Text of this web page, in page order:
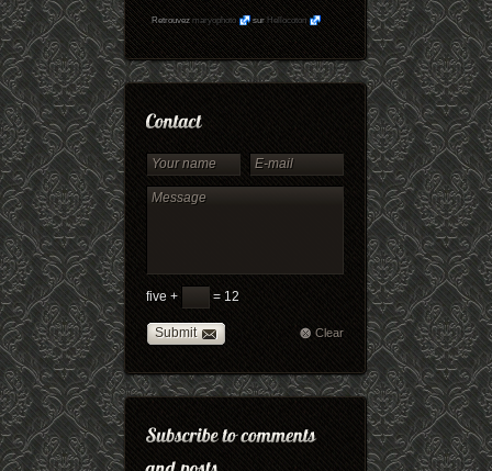
Retrouvezmaryophoto surHellocoton
five + = 12
Submit Clear